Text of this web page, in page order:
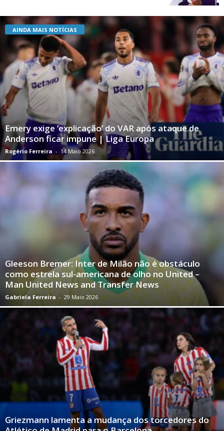
AINDA MAIS NOTÍCIAS
Emery exige ‘explicação’ do VAR após ataque de
Anderson ficar impune | Liga Europa
Rogério Ferreira - 14 Maio 2026
Gleeson Bremer: Inter de Milão não é obstáculo
como estrela sul-americana de olho no United –
Man United News and Transfer News
Gabriela Ferreira - 29 Maio 2026
Griezmann lamenta a mudança dos torcedores do